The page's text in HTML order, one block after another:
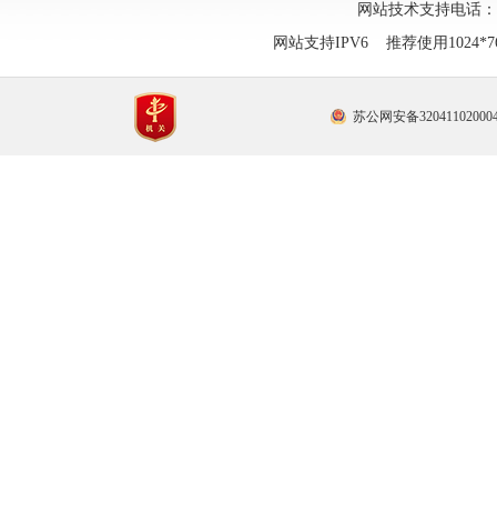
网站技术支持电话
网站支持IPV6 推荐使用
苏公网安备